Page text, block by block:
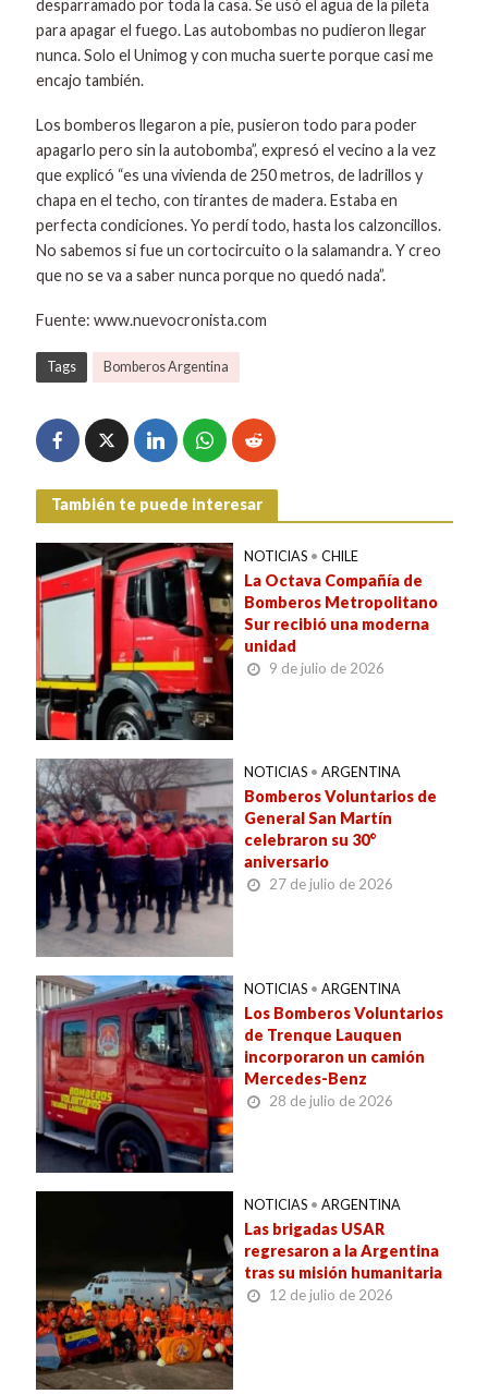
desparramado por toda la casa. Se usó el agua de la pileta
para apagar el fuego. Las autobombas no pudieron llegar
nunca. Solo el Unimog y con mucha suerte porque casi me
encajo también.
Los bomberos llegaron a pie, pusieron todo para poder
apagarlo pero sin la autobomba”, expresó el vecino a la vez
que explicó “es una vivienda de 250 metros, de ladrillos y
chapa en el techo, con tirantes de madera. Estaba en
perfecta condiciones. Yo perdí todo, hasta los calzoncillos.
No sabemos si fue un cortocircuito o la salamandra. Y creo
que no se va a saber nunca porque no quedó nada”.
Fuente: www.nuevocronista.com
Tags Bomberos Argentina
También te puede interesar
NOTICIAS • CHILE
La Octava Compañía de
Bomberos Metropolitano
Sur recibió una moderna
unidad
9 de julio de 2026
NOTICIAS • ARGENTINA
Bomberos Voluntarios de
General San Martín
celebraron su 30°
aniversario
27 de julio de 2026
NOTICIAS • ARGENTINA
Los Bomberos Voluntarios
de Trenque Lauquen
incorporaron un camión
Mercedes-Benz
28 de julio de 2026
NOTICIAS • ARGENTINA
Las brigadas USAR
regresaron a la Argentina
tras su misión humanitaria
12 de julio de 2026